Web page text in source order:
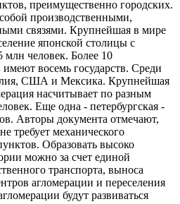
преимущественно городских.
производственными,
связями. Крупнейшая в мире
японской столицы с
млн человек. Более 10
восемь государств. Среди
США и Мексика. Крупнейшая
насчитывает по разным
Еще одна - петербургская -
Авторы документа отмечают,
требует механического
Образовать высоко
можно за счет единой
транспорта, выноса
агломерации и переселения
будут развиваться